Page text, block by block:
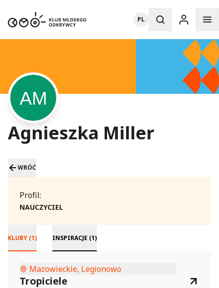
PL
Agnieszka Miller
WRÓĆ
Profil:
NAUCZYCIEL
KLUBY (1) INSPIRACJE (1)
Mazowieckie, Legionowo
Tropiciele